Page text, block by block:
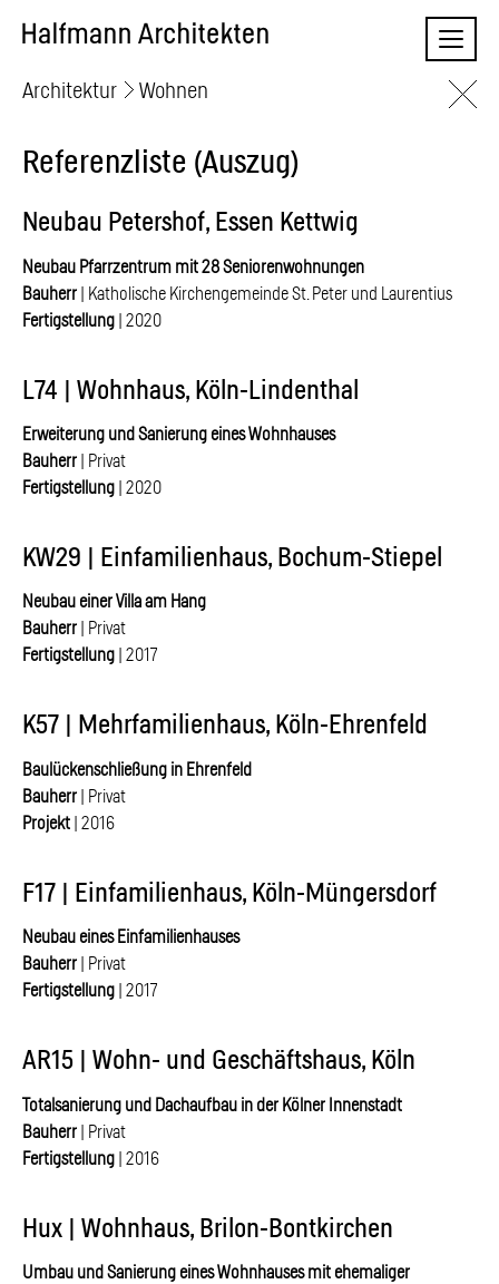
to
Architektur Wohnen
Referenzliste (Auszug)
Neubau Petershof, Essen Kettwig
Neubau Pfarrzentrum mit 28 Seniorenwohnungen
Bauherr | Katholische Kirchengemeinde St. Peter und Laurentius
Fertigstellung | 2020
L74 | Wohnhaus, Köln-Lindenthal
Erweiterung und Sanierung eines Wohnhauses
Bauherr | Privat
Fertigstellung | 2020
KW29 | Einfamilienhaus, Bochum-Stiepel
Neubau einer Villa am Hang
Bauherr | Privat
Fertigstellung | 2017
K57 | Mehrfamilienhaus, Köln-Ehrenfeld
Baulückenschließung in Ehrenfeld
Bauherr | Privat
Projekt | 2016
F17 | Einfamilienhaus, Köln-Müngersdorf
Neubau eines Einfamilienhauses
Bauherr | Privat
Fertigstellung | 2017
AR15 | Wohn- und Geschäftshaus, Köln
Totalsanierung und Dachaufbau in der Kölner Innenstadt
Bauherr | Privat
Fertigstellung | 2016
Hux | Wohnhaus, Brilon-Bontkirchen
Umbau und Sanierung eines Wohnhauses mit ehemaliger